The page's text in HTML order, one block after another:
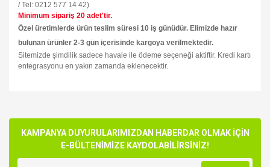
/ Tel: 0212 577 14 42)
Minimum sipariş 20 adet'tir.
Özel üretimlerde ürün teslim süresi 10 iş günüdür. Elimizde hazır
bulunan ürünler 2-3 gün içerisinde kargoya verilmektedir.
Sitemizde şimdilik sadece havale ile ödeme seçeneği aktiftir. Kredi kartı
entegrasyonu en yakın zamanda eklenecektir.
Yorum Yaz
kullanarak tarafımıza iletebilirsiniz.
Görüş ve önerileriniz için teşekkür ederiz.
Ürün resmi kalitesiz, bozuk veya görüntülenemiyor.
KAMPANYA DUYURULARIMIZDAN HABERDAR OLMAK İÇİN
E-BÜLTENİMİZE KAYDOLABİLİRSİNİZ!